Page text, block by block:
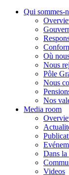
Qui sommes-
Où
Nous
Pôle
Nous
Nos
Media room
Dans la
Videos